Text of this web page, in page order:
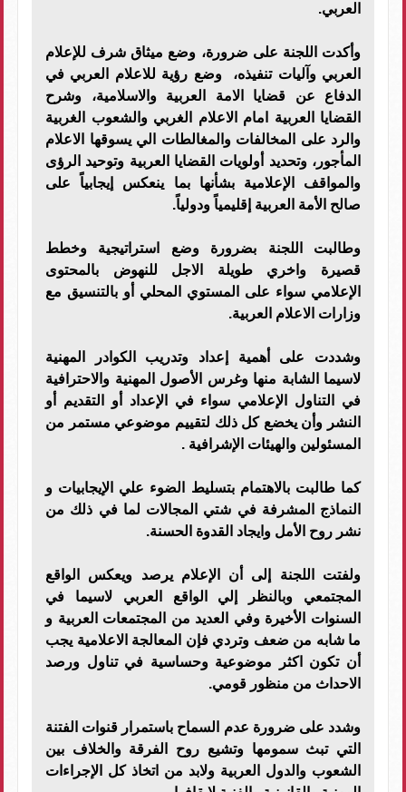
العربي.
وأكدت اللجنة على ضرورة، وضع ميثاق شرف للإعلام
العربي وآليات تنفيذه، وضع رؤية للاعلام العربي في
الدفاع عن قضايا الامة العربية والاسلامية، وشرح
القضايا العربية امام الاعلام الغربي والشعوب الغربية
والرد على المخالفات والمغالطات الي يسوقها الاعلام
المأجور، وتحديد أولويات القضايا العربية وتوحيد الرؤى
والمواقف الإعلامية بشأنها بما ينعكس إيجابياً على
صالح الأمة العربية إقليمياً ودولياً.
وطالبت اللجنة بضرورة وضع استراتيجية وخطط
قصيرة واخري طويلة الاجل للنهوض بالمحتوى
الإعلامي سواء على المستوي المحلي أو بالتنسيق مع
وزارات الاعلام العربية.
وشددت على أهمية إعداد وتدريب الكوادر المهنية
لاسيما الشابة منها وغرس الأصول المهنية والاحترافية
في التناول الإعلامي سواء في الإعداد أو التقديم أو
النشر وأن يخضع كل ذلك لتقييم موضوعي مستمر من
المسئولين والهيئات الإشرافية .
كما طالبت بالاهتمام بتسليط الضوء علي الإيجابيات و
النماذج المشرفة في شتي المجالات لما في ذلك من
نشر روح الأمل وايجاد القدوة الحسنة.
ولفتت اللجنة إلى أن الإعلام يرصد ويعكس الواقع
المجتمعي وبالنظر إلي الواقع العربي لاسيما في
السنوات الأخيرة وفي العديد من المجتمعات العربية و
ما شابه من ضعف وتردي فإن المعالجة الاعلامية يجب
أن تكون اكثر موضوعية وحساسية في تناول ورصد
الاحداث من منظور قومي.
وشدد على ضرورة عدم السماح باستمرار قنوات الفتنة
التي تبث سمومها وتشيع روح الفرقة والخلاف بين
الشعوب والدول العربية ولابد من اتخاذ كل الإجراءات